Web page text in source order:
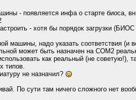
- появляется инфа о старте биоса,
- хотя бы порядок загрузки (БИОС
машины, надо указать соответствия (и
может быть назначен на COM2
как реальный (не советую!),
типов.
не назначил?
По сути там ничего сложного нет